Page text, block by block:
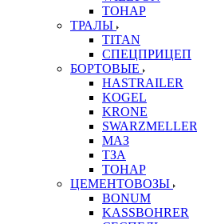
ТОНАР
ТРАЛЫ
TITAN
СПЕЦПРИЦЕП
БОРТОВЫЕ
HASTRAILER
KOGEL
KRONE
SWARZMELLER
МАЗ
ТЗА
ТОНАР
ЦЕМЕНТОВОЗЫ
BONUM
KASSBOHRER